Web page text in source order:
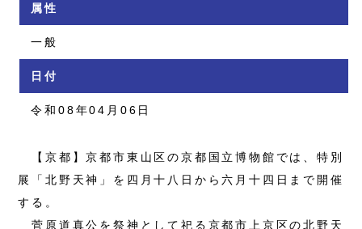
属性
一般
日付
令和08年04月06日
【京都】京都市東山区の京都国立博物館では、特別
展「北野天神」を四月十八日から六月十四日まで開催
する。
菅原道真公を祭神として祀る京都市上京区の北野天